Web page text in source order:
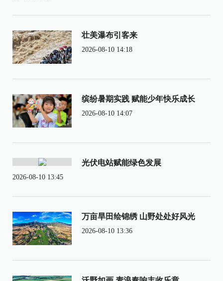
壮美瀑布引客来
2026-08-10 14:18
缤纷暑期实践 赋能少年快乐成长
2026-08-10 14:07
光伏电站赋能绿色发展
2026-08-10 13:45
万亩旱田绘锦绣 山野处处好风光
2026-08-10 13:36